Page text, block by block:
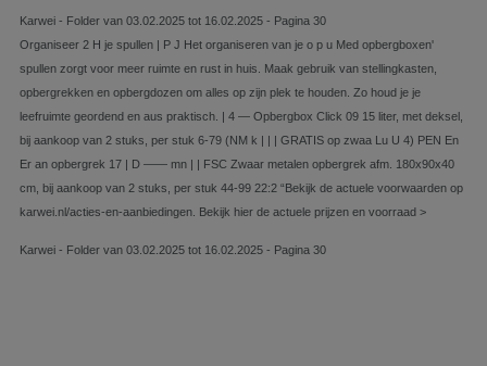
Karwei - Folder van 03.02.2025 tot 16.02.2025 - Pagina 30
Organiseer 2 H je spullen | P J Het organiseren van je o p u Med opbergboxen'
spullen zorgt voor meer ruimte en rust in huis. Maak gebruik van stellingkasten,
opbergrekken en opbergdozen om alles op zijn plek te houden. Zo houd je je
leefruimte geordend en aus praktisch. | 4 — Opbergbox Click 09 15 liter, met deksel,
bij aankoop van 2 stuks, per stuk 6-79 (NM k | | | GRATIS op zwaa Lu U 4) PEN En
Er an opbergrek 17 | D —— mn | | FSC Zwaar metalen opbergrek afm. 180x90x40
cm, bij aankoop van 2 stuks, per stuk 44-99 22:2 “Bekijk de actuele voorwaarden op
karwei.nl/acties-en-aanbiedingen. Bekijk hier de actuele prijzen en voorraad >
Karwei - Folder van 03.02.2025 tot 16.02.2025 - Pagina 30